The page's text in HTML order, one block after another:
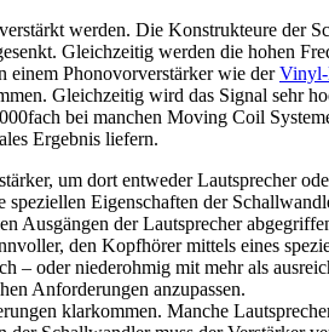
werden. Die Konstrukteure
Gleichzeitig werden die hohen
einem Phonovorverstärker wie der
Gleichzeitig wird das Signal sehr
bei manchen Moving Coil
Ergebnis liefern.
um dort entweder Lautsprecher
Eigenschaften der
Ausgängen der Lautsprecher
den Kopfhörer mittels eines
– oder niederohmig mit mehr als
Anforderungen anzupassen.
klarkommen. Manche